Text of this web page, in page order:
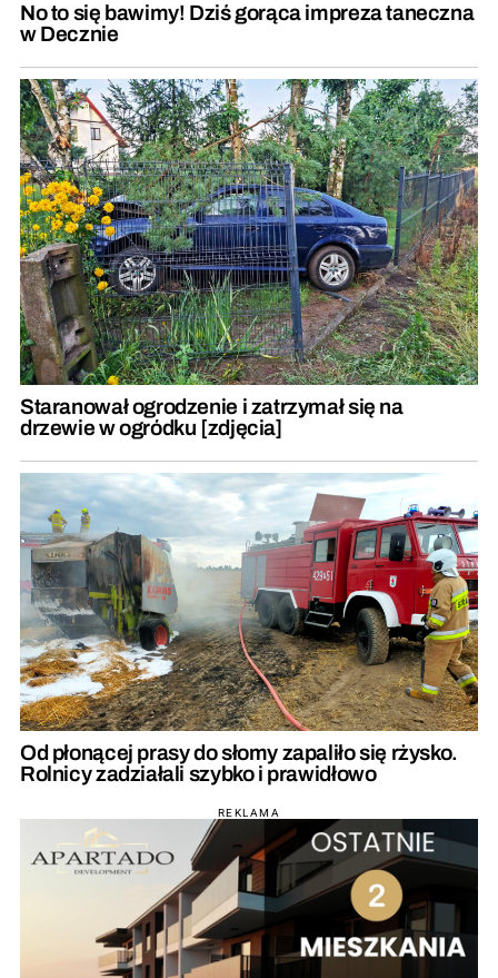
No to się bawimy! Dziś gorąca impreza taneczna
w Decznie
Staranował ogrodzenie i zatrzymał się na
drzewie w ogródku [zdjęcia]
Od płonącej prasy do słomy zapaliło się rżysko.
Rolnicy zadziałali szybko i prawidłowo
REKLAMA